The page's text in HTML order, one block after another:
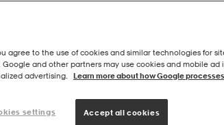
agree to the use of cookies and similar technologies for
and other partners may use cookies and mobile ad
advertising.
Learn more about how Google
settings Accept all cookies